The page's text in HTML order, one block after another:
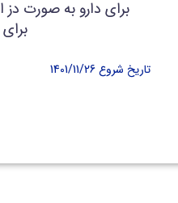
برای دارو به صورت
تاریخ شروع 1401/11/26